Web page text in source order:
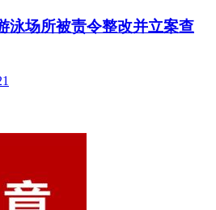
泳场所被责令整改并立案查